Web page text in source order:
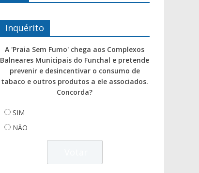
Inquérito
A 'Praia Sem Fumo' chega aos Complexos
Balneares Municipais do Funchal e pretende
prevenir e desincentivar o consumo de
tabaco e outros produtos a ele associados.
Concorda?
SIM
NÃO